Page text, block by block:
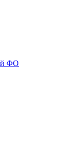
ФО